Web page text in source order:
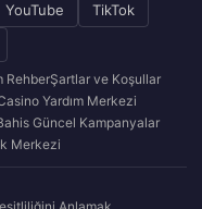
YouTube
TikTok
RehberŞartlar ve Koşullar
Yardım Merkezi
Güncel Kampanyalar
Merkezi